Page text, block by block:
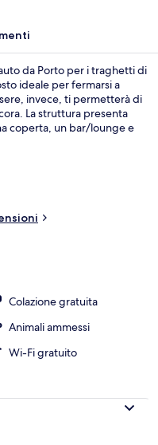
da Porto per i traghetti di
ideale per fermarsi a
invece, ti permetterà di
La struttura presenta
coperta, un bar/lounge e
Colazione gratuita
Animali ammessi
Wi-Fi gratuito